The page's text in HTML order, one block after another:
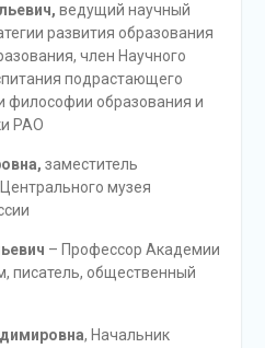
ведущий научный
развития образования
член Научного
подрастающего
философии образования и
РАО
заместитель
музея
– Профессор Академии
писатель, общественный
, Начальник